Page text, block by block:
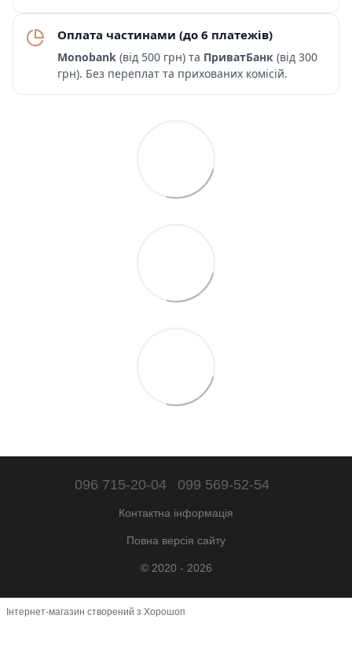
Оплата частинами (до 6 платежів)
Monobank (від 500 грн) та ПриватБанк (від 300
грн). Без переплат та прихованих комісій.
096 715-20-04 099 569-52-54
Контактна інформація
Повна версія сайту
© 2020 - 2026
Інтернет-магазин створений з Хорошоп